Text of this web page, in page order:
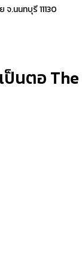
.นนทบุรี 11130
นตอ